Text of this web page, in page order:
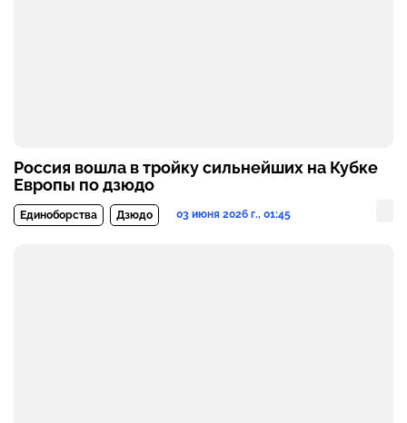
Россия вошла в тройку сильнейших на Кубке
Европы по дзюдо
Единоборства Дзюдо 03 июня 2026 г., 01:45